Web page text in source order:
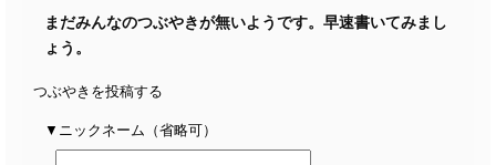
まだみんなのつぶやきが無いようです。早速書いてみまし
ょう。
つぶやきを投稿する
ニックネーム（省略可）